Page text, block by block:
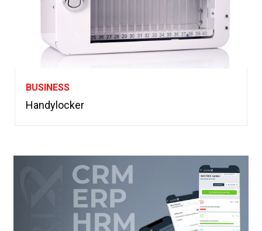
BUSINESS
Handylocker